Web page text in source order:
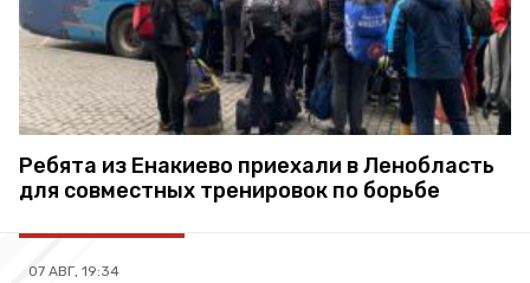
Ребята из Енакиево приехали в Ленобласть
для совместных тренировок по борьбе
07 АВГ, 19:34